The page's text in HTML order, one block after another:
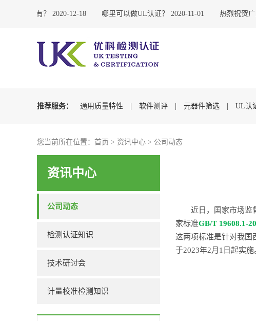
2020-12-18
莞哪里有？ 2020-11-01
哪里可以做UL认证？ 热烈祝贺广
推荐服务： 通用质量特性 软件测评 元器件筛选 UL认
您当前所在位置： 首页 > 资讯中心 > 公司动态
资讯中心
公司动态
检测认证知识
技术研讨会
计量校准检测知识
近日，国家市场监
家标准GB/T 19608.1-
这两项标准是针对我国
于2023年2月1日起实施